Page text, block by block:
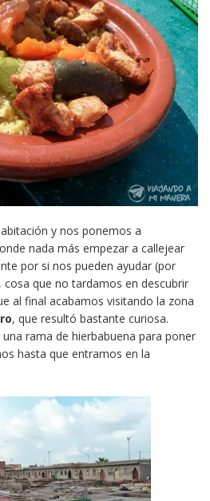
y nos ponemos a
nada más empezar a callejear
por si nos pueden ayudar (por
cosa que no tardamos en descubrir
al final acabamos visitando la zona
, que resultó bastante curiosa.
rama de hierbabuena para poner
hasta que entramos en la